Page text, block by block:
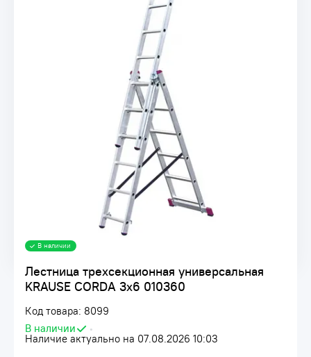
Лестница трехсекционная универсальная
KRAUSE CORDA 3x6 010360
Код товара: 8099
В наличии
•
Наличие актуально на 07.08.2026 10:03
В наличии